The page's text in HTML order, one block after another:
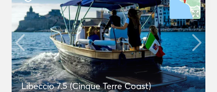
Libeccio 7.5 (Cinque Terre Coast)